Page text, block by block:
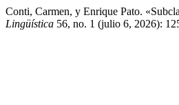
Conti, Carmen, y Enrique Pato.
Lingüística 56, no. 1 (julio 6, 2026):